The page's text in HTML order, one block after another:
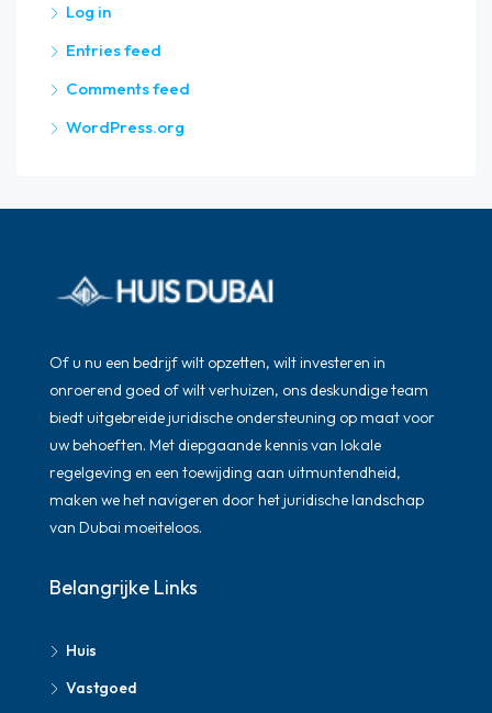
Log in
Entries feed
Comments feed
WordPress.org
Of u nu een bedrijf wilt opzetten, wilt investeren in
onroerend goed of wilt verhuizen, ons deskundige team
biedt uitgebreide juridische ondersteuning op maat voor
uw behoeften. Met diepgaande kennis van lokale
regelgeving en een toewijding aan uitmuntendheid,
maken we het navigeren door het juridische landschap
van Dubai moeiteloos.
Belangrijke Links
Huis
Vastgoed